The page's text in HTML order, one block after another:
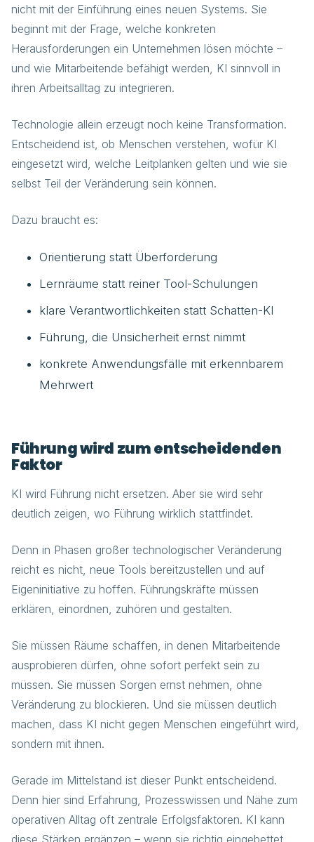
nicht mit der Einführung eines neuen Systems. Sie
beginnt mit der Frage, welche konkreten
Herausforderungen ein Unternehmen lösen möchte –
und wie Mitarbeitende befähigt werden, KI sinnvoll in
ihren Arbeitsalltag zu integrieren.
Technologie allein erzeugt noch keine Transformation.
Entscheidend ist, ob Menschen verstehen, wofür KI
eingesetzt wird, welche Leitplanken gelten und wie sie
selbst Teil der Veränderung sein können.
Dazu braucht es:
Orientierung statt Überforderung
Lernräume statt reiner Tool-Schulungen
klare Verantwortlichkeiten statt Schatten-KI
Führung, die Unsicherheit ernst nimmt
konkrete Anwendungsfälle mit erkennbarem
Mehrwert
Führung wird zum entscheidenden
Faktor
KI wird Führung nicht ersetzen. Aber sie wird sehr
deutlich zeigen, wo Führung wirklich stattfindet.
Denn in Phasen großer technologischer Veränderung
reicht es nicht, neue Tools bereitzustellen und auf
Eigeninitiative zu hoffen. Führungskräfte müssen
erklären, einordnen, zuhören und gestalten.
Sie müssen Räume schaffen, in denen Mitarbeitende
ausprobieren dürfen, ohne sofort perfekt sein zu
müssen. Sie müssen Sorgen ernst nehmen, ohne
Veränderung zu blockieren. Und sie müssen deutlich
machen, dass KI nicht gegen Menschen eingeführt wird,
sondern mit ihnen.
Gerade im Mittelstand ist dieser Punkt entscheidend.
Denn hier sind Erfahrung, Prozesswissen und Nähe zum
operativen Alltag oft zentrale Erfolgsfaktoren. KI kann
diese Stärken ergänzen – wenn sie richtig eingebettet